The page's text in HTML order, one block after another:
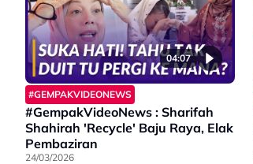
04:07
#GEMPAKVIDEONEWS
#GempakVideoNews : Sharifah
Shahirah 'Recycle' Baju Raya, Elak
Pembaziran
24/03/2026